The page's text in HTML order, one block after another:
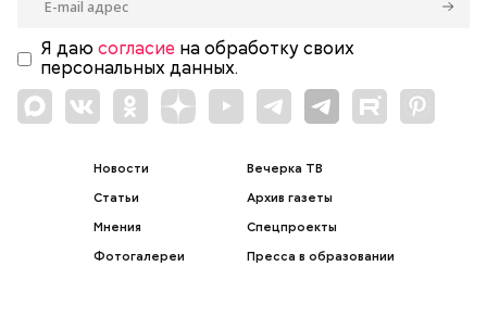
Я даю согласие на обработку своих
персональных данных.
Новости
Статьи
Мнения
Фотогалереи
Вечерка ТВ
Архив газеты
Спецпроекты
Пресса в образовании